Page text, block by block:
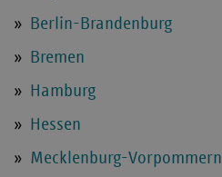
Berlin-Brandenburg
Bremen
Hamburg
Hessen
Mecklenburg-Vorpommern